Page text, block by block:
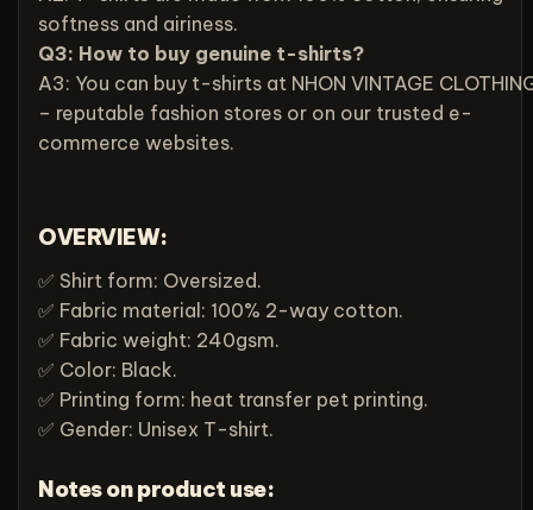
softness and airiness.
Q3: How to buy genuine t-shirts?
A3: You can buy t-shirts at NHON VINTAGE
– reputable fashion stores or on our trusted e-
commerce websites.
OVERVIEW:
✅ Shirt form: Oversized.
✅ Fabric material: 100% 2-way cotton.
✅ Fabric weight: 240gsm.
✅ Color: Black.
✅ Printing form: heat transfer pet printing.
✅ Gender: Unisex T-shirt.
Notes on product use: